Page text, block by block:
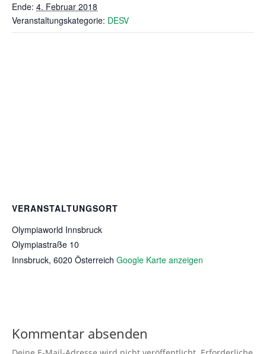
Ende: 4. Februar 2018
Veranstaltungskategorie: DESV
VERANSTALTUNGSORT
Olympiaworld Innsbruck
Olympiastraße 10
Innsbruck, 6020 Österreich Google Karte anzeigen
Kommentar absenden